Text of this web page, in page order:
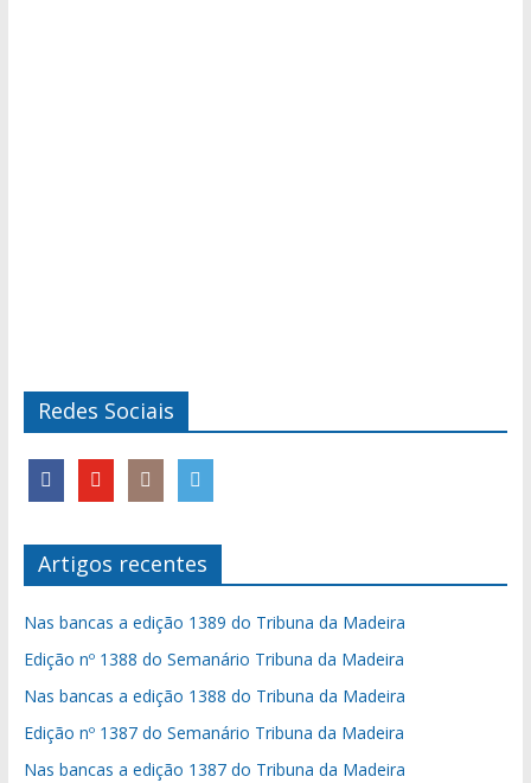
Redes Sociais
Artigos recentes
Nas bancas a edição 1389 do Tribuna da Madeira
Edição nº 1388 do Semanário Tribuna da Madeira
Nas bancas a edição 1388 do Tribuna da Madeira
Edição nº 1387 do Semanário Tribuna da Madeira
Nas bancas a edição 1387 do Tribuna da Madeira